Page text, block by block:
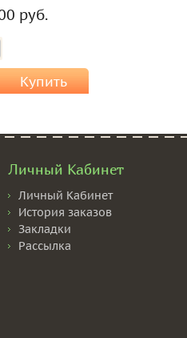
руб.
Купить
Личный Кабинет
Личный Кабинет
История заказов
Закладки
Рассылка